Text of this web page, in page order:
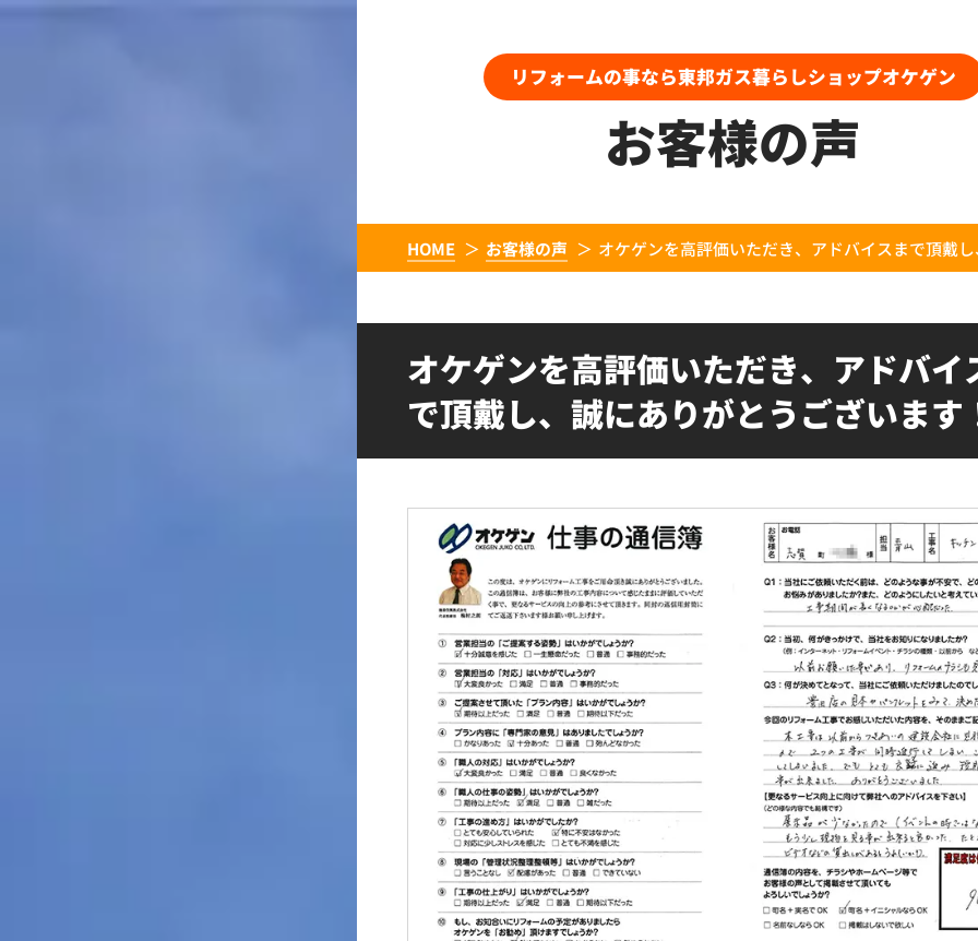
リフォームの事なら東邦ガス暮らしショップオケゲン
お客様の声
HOME お客様の声 オケゲンを高評価いただき、アドバイスまで頂戴
オケゲンを高評価いただき、アドバイ
で頂戴し、誠にありがとうございます